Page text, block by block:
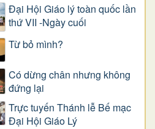
Đại Hội Giáo lý toàn quốc lần
thứ VII -Ngày cuối
Từ bỏ mình?
Có dừng chân nhưng không
đứng lại
Trực tuyến Thánh lễ Bế mạc
Đại Hội Giáo Lý